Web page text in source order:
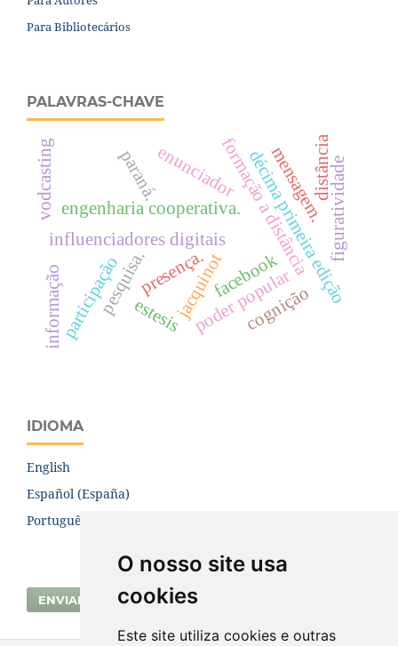
O nosso site usa
cookies
Este site utiliza cookies e outras
Para Bibliotecários
PALAVRAS-CHAVE
influenciadores digitais
engenharia cooperativa.formação a distância
jacquinot
presença. décima primeira edição
pesquisa. poder popular
participação
paraná.
informação
mensagem.
enunciador
estesis
figuratividade
vodcasting distância
facebook
cognição
IDIOMA
English
Español (España)
Português (Brasil)
ENVIAR SUBMISSÃO